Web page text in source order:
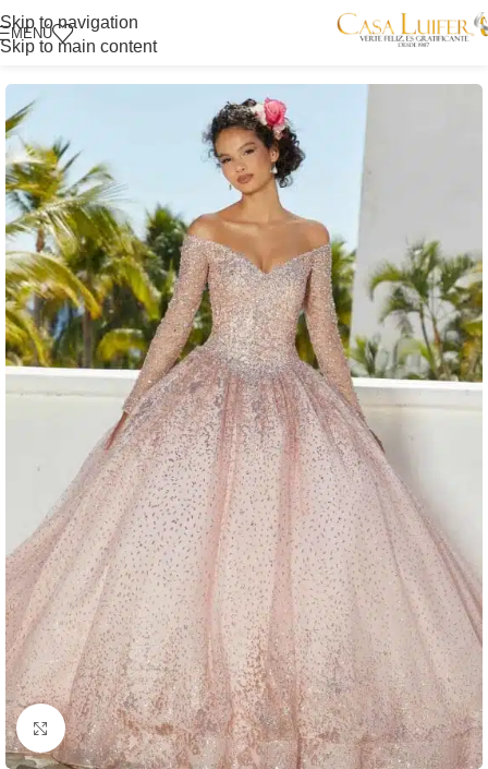
Skip to navigation
Skip to main content
MENÚ
Inicio/ Tienda Centro
Clic para ampliar